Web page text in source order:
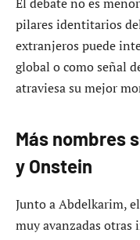
El debate no es
pilares identitarios
extranjeros puede
global o como señal
atraviesa su mejor
Más nombres
y Onstein
Junto a Abdelkarim,
muy avanzadas otras